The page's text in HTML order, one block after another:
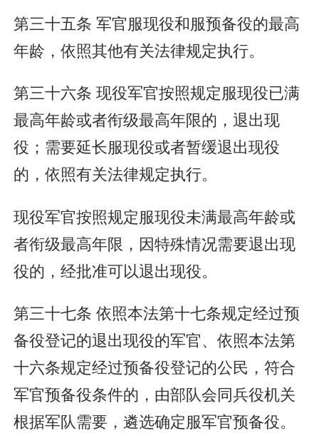
第三十五条 军官服现役和服预备役的最高
年龄，依照其他有关法律规定执行。
第三十六条 现役军官按照规定服现役已满
最高年龄或者衔级最高年限的，退出现
役；需要延长服现役或者暂缓退出现役
的，依照有关法律规定执行。
现役军官按照规定服现役未满最高年龄或
者衔级最高年限，因特殊情况需要退出现
役的，经批准可以退出现役。
第三十七条 依照本法第十七条规定经过预
备役登记的退出现役的军官、依照本法第
十六条规定经过预备役登记的公民，符合
军官预备役条件的，由部队会同兵役机关
根据军队需要，遴选确定服军官预备役。